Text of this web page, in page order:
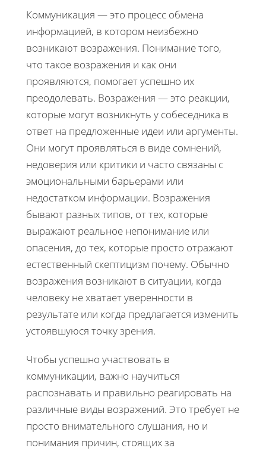
Коммуникация — это процесс обмена
информацией, в котором неизбежно
возникают возражения. Понимание того,
что такое возражения и как они
проявляются, помогает успешно их
преодолевать. Возражения — это реакции,
которые могут возникнуть у собеседника в
ответ на предложенные идеи или аргументы.
Они могут проявляться в виде сомнений,
недоверия или критики и часто связаны с
эмоциональными барьерами или
недостатком информации. Возражения
бывают разных типов, от тех, которые
выражают реальное непонимание или
опасения, до тех, которые просто отражают
естественный скептицизм почему. Обычно
возражения возникают в ситуации, когда
человеку не хватает уверенности в
результате или когда предлагается изменить
устоявшуюся точку зрения.
Чтобы успешно участвовать в
коммуникации, важно научиться
распознавать и правильно реагировать на
различные виды возражений. Это требует не
просто внимательного слушания, но и
понимания причин, стоящих за